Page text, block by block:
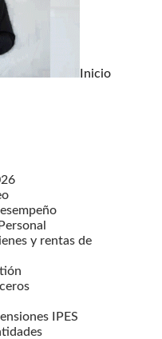
Inicio
y rentas de
IPES